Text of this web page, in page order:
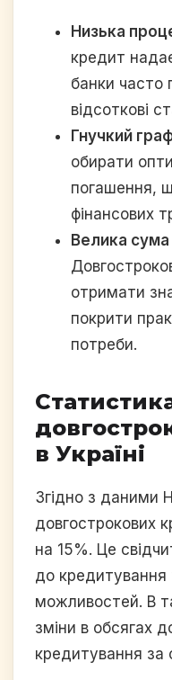
Низька
кредит
банки часто
відсоткові
Гнучкий
обирати
погашення,
фінансових
Велика
отримати
покрити
потреби.
в Україні
Згідно з даними
довгострокових
на 15%. Це
до кредитування
можливостей. В
зміни в обсягах
кредитування за